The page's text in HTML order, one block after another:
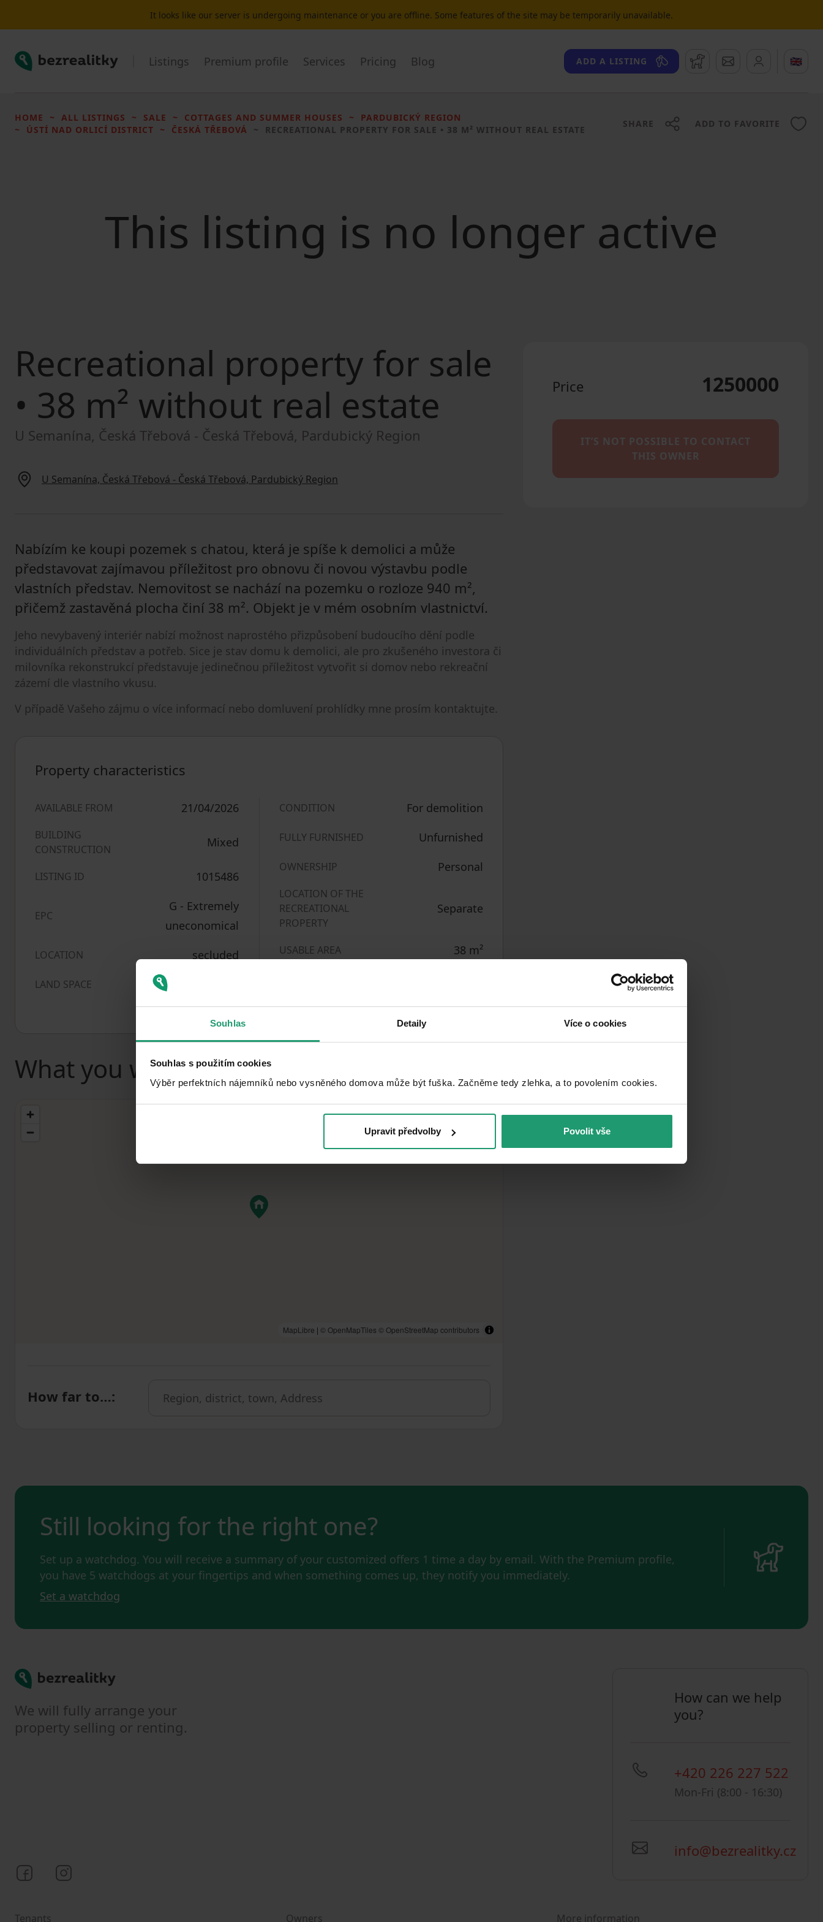
Souhlas Detaily Více o cookies
Souhlas s použitím cookies
Výběr perfektních nájemníků nebo vysněného domova může být fuška. Začněme tedy zlehka, a to povolením cookies.​
Upravit předvolby Povolit vše
It looks like our server is undergoing maintenance or you are offline. Some features of the site may be temporarily unavailable.
Bezrealitky Listings Premium profile Services Pricing Blog ADD A LISTING WatchdogMessages 🇬🇧
HOME ALL LISTINGS SALE COTTAGES AND SUMMER HOUSES
PARDUBICKÝ REGION
ÚSTÍ NAD ORLICÍ DISTRICT
ČESKÁ TŘEBOVÁ RECREATIONAL PROPERTY FOR SALE • 38 M² WITHOUT REAL ESTATE
SHARE ADD TO FAVORITE
This listing is no longer active
Recreational property for sale
• 38 m² without real estate
U Semanína, Česká Třebová - Česká Třebová, Pardubický Region
U Semanína, Česká Třebová - Česká Třebová, Pardubický Region
Nabízím ke koupi pozemek s chatou, která je spíše k demolici a může
představovat zajímavou příležitost pro obnovu či novou výstavbu podle
vlastních představ. Nemovitost se nachází na pozemku o rozloze 940 m²,
přičemž zastavěná plocha činí 38 m². Objekt je v mém osobním vlastnictví.
Jeho nevybavený interiér nabízí možnost naprostého přizpůsobení budoucího dění podle
individuálních představ a potřeb. Sice je stav domu k demolici, ale pro zkušeného investora či
milovníka rekonstrukcí představuje jedinečnou příležitost vytvořit si domov nebo rekreační
zázemí dle vlastního vkusu.
V případě Vašeho zájmu o více informací nebo domluvení prohlídky mne prosím kontaktujte.
Property characteristics
AVAILABLE FROM 21/04/2026
BUILDING
CONSTRUCTION
Mixed
LISTING ID 1015486
EPC
G - Extremely
uneconomical
LOCATION secluded
LAND SPACE
CONDITION For demolition
FULLY FURNISHED Unfurnished
OWNERSHIP Personal
LOCATION OF THE
RECREATIONAL
PROPERTY
Separate
USABLE AREA 38 m²
What you will find nearby
MapLibre | © OpenMapTiles © OpenStreetMap contributors
How far to…:
Price 1250000
IT’S NOT POSSIBLE TO CONTACT
THIS OWNER
Still looking for the right one?
Set up a watchdog. You will receive a summary of your customized offers 1 time a day by email. With the Premium profile,
you have 5 watchdogs at your fingertips and when something comes up, they notify you immediately.
Set a watchdog
Bezrealitky
We will fully arrange your
property selling or renting.
Bezrealitky on Facebook
Tenants Owners More information
How can we help
you?
+420 226 227 522
Mon-Fri (8:00 - 16:30)
info@bezrealitky.cz